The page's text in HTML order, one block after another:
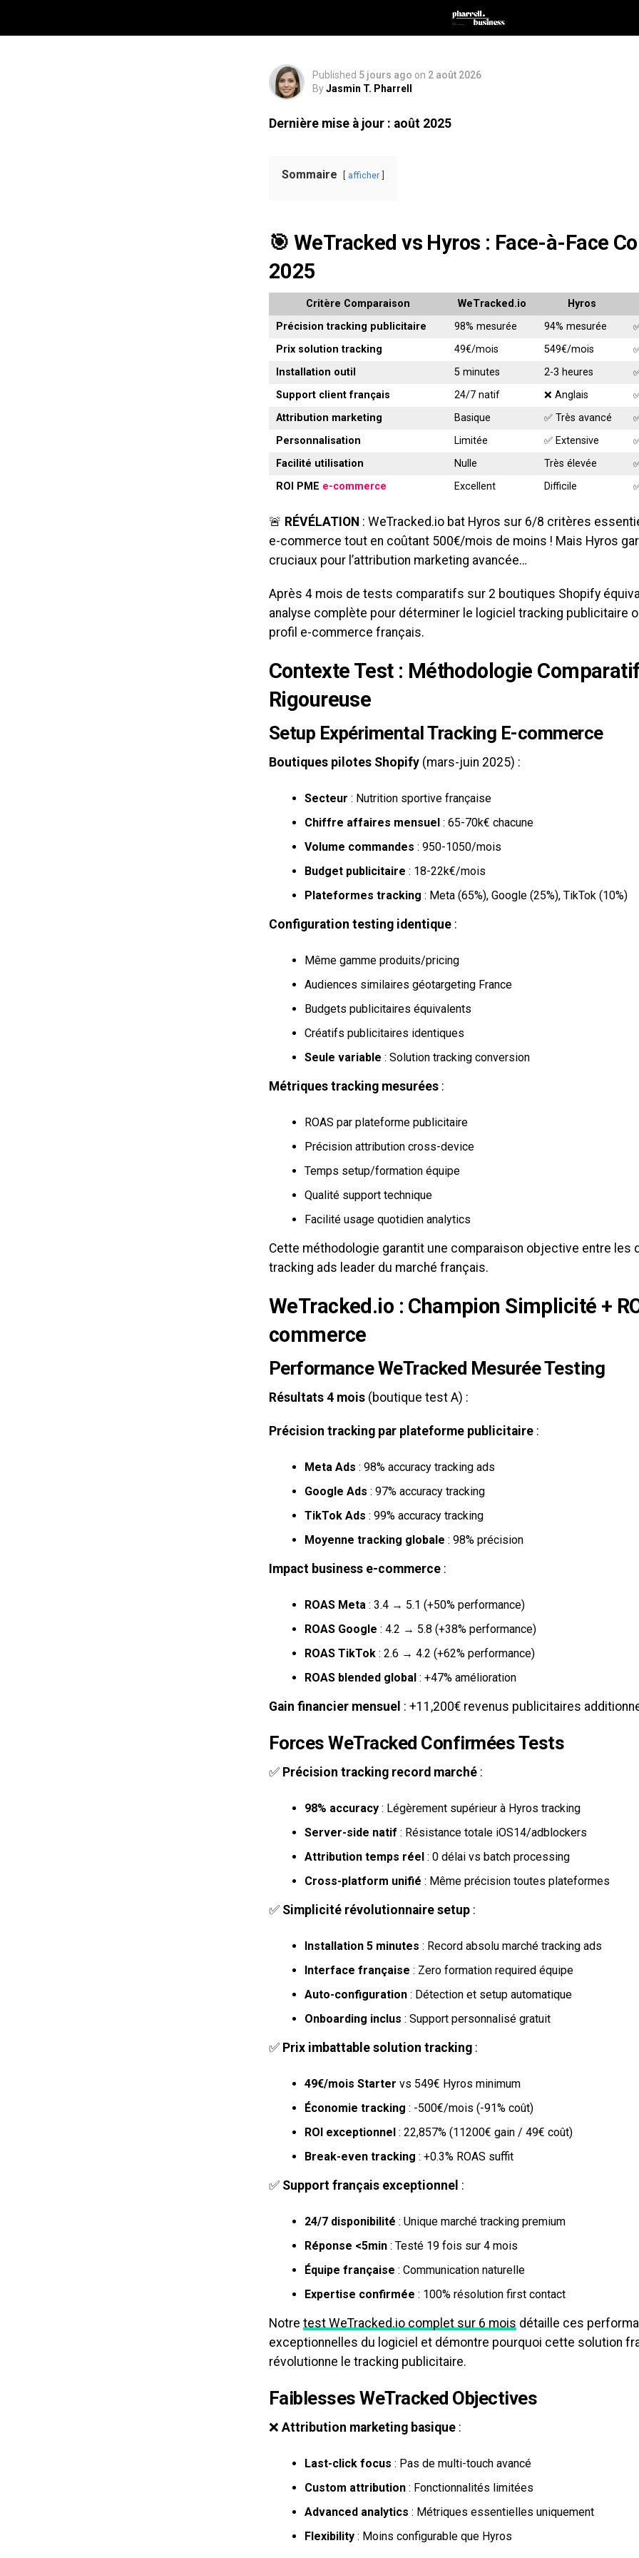
Published 5 jours ago on 2 août 2026
ByJasmin T. Pharrell
Dernière mise à jour : août 2025
Sommaire afficher
🎯 WeTracked vs Hyros : Face-à-Face
2025
Critère Comparaison WeTracked.io
Hyros
Précision tracking publicitaire
98% mesurée 94% mesurée
Prix solution tracking
49€/mois 549€/mois
Installation outil
5 minutes 2-3 heures
Support client français
24/7 natif ❌ Anglais
Attribution marketing
Basique ✅ Très avancé
Personnalisation
Limitée ✅ Extensive
Facilité utilisation
Nulle Très élevée
ROI PME e-commerce Excellent Difficile
🚨 RÉVÉLATION : WeTracked.io bat Hyros sur 6/8 critères
e-commerce tout en coûtant 500€/mois de moins ! Mais Hyros
cruciaux pour l’attribution marketing avancée…
Après 4 mois de tests comparatifs sur 2 boutiques Shopify
analyse complète pour déterminer le logiciel tracking publicitaire
profil e-commerce français.
Contexte Test : Méthodologie
Rigoureuse
Setup Expérimental Tracking E-commerce
Boutiques pilotes Shopify (mars-juin 2025) :
Secteur : Nutrition sportive française
Chiffre affaires mensuel : 65-70k€ chacune
Volume commandes : 950-1050/mois
Budget publicitaire : 18-22k€/mois
Plateformes tracking : Meta (65%), Google (25%), TikTok (10%)
Configuration testing identique :
Même gamme produits/pricing
Audiences similaires géotargeting France
Budgets publicitaires équivalents
Créatifs publicitaires identiques
Seule variable : Solution tracking conversion
Métriques tracking mesurées :
ROAS par plateforme publicitaire
Précision attribution cross-device
Temps setup/formation équipe
Qualité support technique
Facilité usage quotidien analytics
Cette méthodologie garantit une comparaison objective entre les
tracking ads leader du marché français.
WeTracked.io : Champion Simplicité +
commerce
Performance WeTracked Mesurée Testing
Résultats 4 mois (boutique test A) :
Précision tracking par plateforme publicitaire :
Meta Ads : 98% accuracy tracking ads
Google Ads : 97% accuracy tracking
TikTok Ads : 99% accuracy tracking
Moyenne tracking globale : 98% précision
Impact business e-commerce :
ROAS Meta : 3.4 → 5.1 (+50% performance)
ROAS Google : 4.2 → 5.8 (+38% performance)
ROAS TikTok : 2.6 → 4.2 (+62% performance)
ROAS blended global : +47% amélioration
Gain financier mensuel : +11,200€ revenus publicitaires
Forces WeTracked Confirmées Tests
✅ Précision tracking record marché :
98% accuracy : Légèrement supérieur à Hyros tracking
Server-side natif : Résistance totale iOS14/adblockers
Attribution temps réel : 0 délai vs batch processing
Cross-platform unifié : Même précision toutes plateformes
✅ Simplicité révolutionnaire setup :
Installation 5 minutes : Record absolu marché tracking ads
Interface française : Zero formation required équipe
Auto-configuration : Détection et setup automatique
Onboarding inclus : Support personnalisé gratuit
✅ Prix imbattable solution tracking :
49€/mois Starter vs 549€ Hyros minimum
Économie tracking : -500€/mois (-91% coût)
ROI exceptionnel : 22,857% (11200€ gain / 49€ coût)
Break-even tracking : +0.3% ROAS suffit
✅ Support français exceptionnel :
24/7 disponibilité : Unique marché tracking premium
Réponse <5min : Testé 19 fois sur 4 mois
Équipe française : Communication naturelle
Expertise confirmée : 100% résolution first contact
Notre test WeTracked.io complet sur 6 mois détaille ces
exceptionnelles du logiciel et démontre pourquoi cette solution
révolutionne le tracking publicitaire.
Faiblesses WeTracked Objectives
❌ Attribution marketing basique :
Last-click focus : Pas de multi-touch avancé
Custom attribution : Fonctionnalités limitées
Advanced analytics : Métriques essentielles uniquement
Flexibility : Moins configurable que Hyros